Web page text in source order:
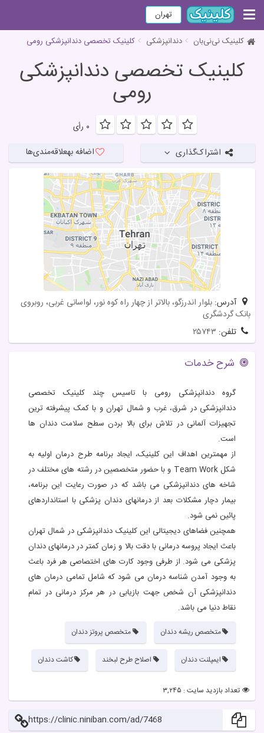
تهران
کلینیک نی‌نی‌بان دندانپزشکی کلینیک تخصصی دندانپزشکی رومی
کلینیک تخصصی دندانپزشکی
رومی
۰ رأی
اشتراک‌گذاری اضافه بهعلاقه‌مندی‌ها
آدرس: بلوار اندرزگو، بالاتر از چهار راه کوه نور، لواسانی غربی، روبروی
بانک گردشگری
تلفن: ۲۵۷۴۳
شرح خدمات
گروه دندانپزشکی رومی با تاسیس چند کلینیک تخصصی
دندانپزشکی در شرق، غرب و شمال تهران و با کمک پیشرفته ترین
تجهیزات آلمانی در تلاش برای بالا بردن سطح سلامت دندان ها
است.
از مهمترین اهداف این کلینیک، ایجاد برنامه طرح درمان اولیه به
شکل Team Work و با حضور متخصصین در رشته های مختلف در
شاخه های دندانپزشکی می باشد که در صورت رعایت این برنامه،
بیمار دچار مشکلات بعد از درمانهای دندان پزشکی با استانداردهای
پائین نمی شود.
همچنین فضاهای دیجیتالی این کلینیک دندانپزشکی در شمال تهران
باعث ایجاد پروسه درمانی با دقت بالا و زمان کمتر در درمانهای دندان
پزشکی می شود. از طرفی وجود کارت های اختصاصی هر فرد باعث
به وجود آمدن شناسه درمان می شود که شامل تمامی درمان های
دندانپزشکی آن شخص جهت بازیابی در هر مرکز درمانی در تمام
نقاط دنیا می باشد.
متخصص ریشه دندان متخصص پروتز دندان
ایمپلنت دندان اصلاح طرح لبخند کاشت دندان
تعداد بازدید سایت : ۳,۲۴۵
https://clinic.niniban.com/ad/7468